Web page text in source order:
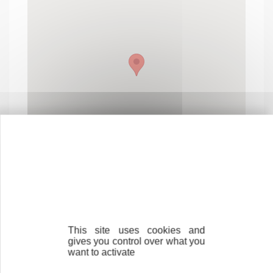
Contactez-nous ! Cliquez ici
This site uses cookies and
gives you control over what you
want to activate